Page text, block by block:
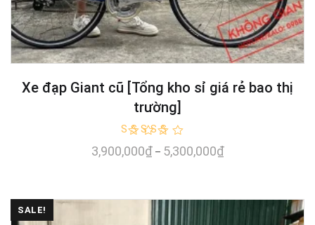
Xe đạp Giant cũ [Tổng kho sỉ giá rẻ bao thị
trường]
Rated
5.00
3,900,000₫ – 5,300,000₫
SALE!